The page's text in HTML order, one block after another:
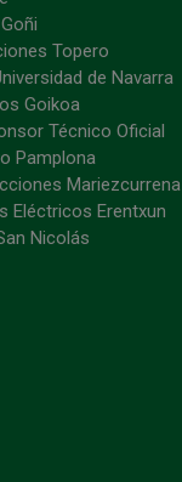
Topero
de Navarra
Goikoa
Técnico Oficial
Pamplona
Mariezcurrena
Eléctricos Erentxun
Nicolás